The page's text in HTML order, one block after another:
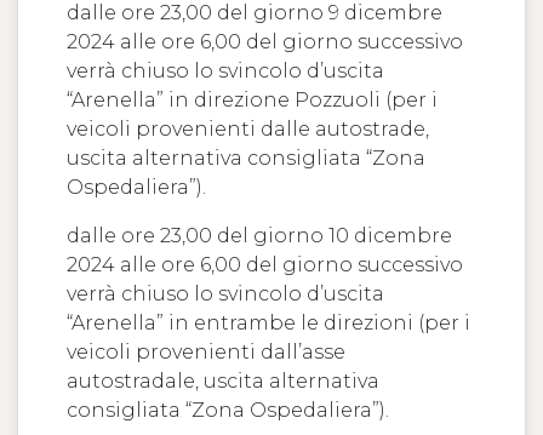
dalle ore 23,00 del giorno 9 dicembre
2024 alle ore 6,00 del giorno successivo
verrà chiuso lo svincolo d’uscita
“Arenella” in direzione Pozzuoli (per i
veicoli provenienti dalle autostrade,
uscita alternativa consigliata “Zona
Ospedaliera”).
dalle ore 23,00 del giorno 10 dicembre
2024 alle ore 6,00 del giorno successivo
verrà chiuso lo svincolo d’uscita
“Arenella” in entrambe le direzioni (per i
veicoli provenienti dall’asse
autostradale, uscita alternativa
consigliata “Zona Ospedaliera”).